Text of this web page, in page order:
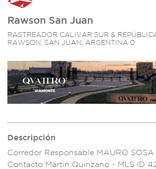
Rawson San Juan
RASTREADOR CALIVAR SUR &
RAWSON, SAN JUAN, ARGENTINA 0
Descripción
Corredor Responsable MAURO SOSA
Contacto Martin Quinzano - MLS ID